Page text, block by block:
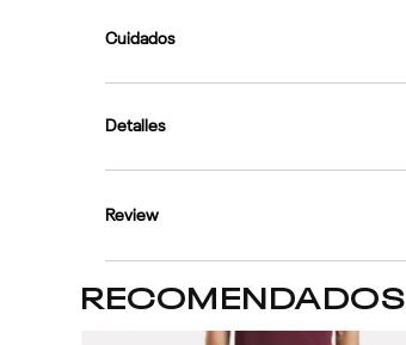
Cuidados
Detalles
Review
RECOMENDADOS